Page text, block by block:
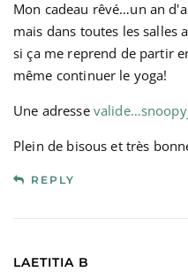
Mon cadeau rêvé…un an
mais dans toutes les salles
si ça me reprend de partir
même continuer le yoga!
Une adresse
Plein de bisous et très
REPLY
LAETITIA B